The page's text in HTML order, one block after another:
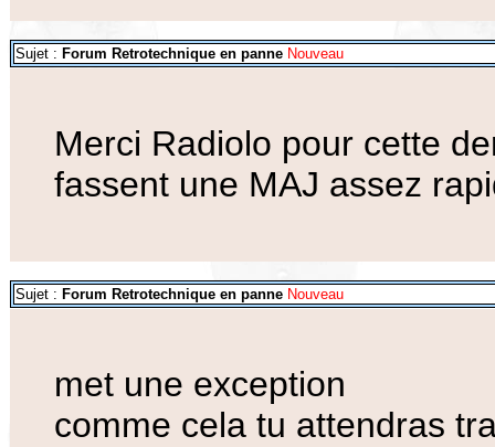
Sujet : Forum Retrotechnique en panne Nouveau
Merci Radiolo pour cette
fassent une MAJ assez
Sujet : Forum Retrotechnique en panne Nouveau
met une exception
comme cela tu attendras